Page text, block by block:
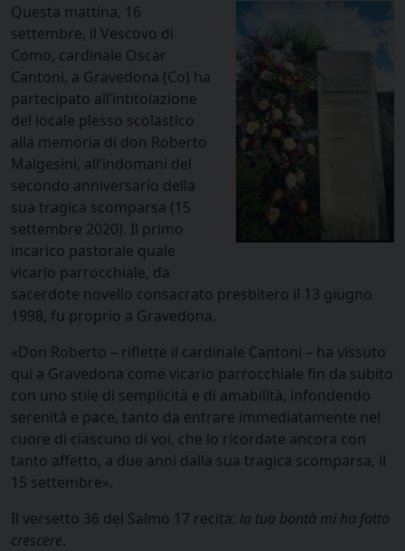
Questa mattina, 16
settembre, il Vescovo di
Como, cardinale Oscar
Cantoni, a Gravedona (Co) ha
partecipato all’intitolazione
del locale plesso scolastico
alla memoria di don Roberto
Malgesini, all’indomani del
secondo anniversario della
sua tragica scomparsa (15
settembre 2020). Il primo
incarico pastorale quale
vicario parrocchiale, da
sacerdote novello consacrato presbitero il 13 giugno
1998, fu proprio a Gravedona.
«Don Roberto – riflette il cardinale Cantoni – ha vissuto
qui a Gravedona come vicario parrocchiale fin da subito
con uno stile di semplicità e di amabilità, infondendo
serenità e pace, tanto da entrare immediatamente nel
cuore di ciascuno di voi, che lo ricordate ancora con
tanto affetto, a due anni dalla sua tragica scomparsa, il
15 settembre».
Il versetto 36 del Salmo 17 recita: la tua bontà mi ha fatto
crescere.